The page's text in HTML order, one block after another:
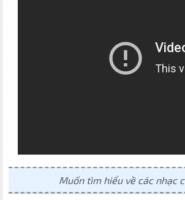
Muốn tìm hiểu về các nhạc